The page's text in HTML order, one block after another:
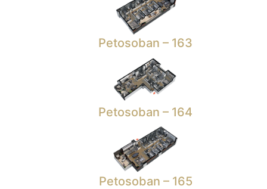
Petosoban – 163
Petosoban – 164
Petosoban – 165